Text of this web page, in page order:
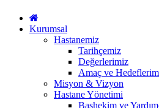
Kurumsal
Hastanemiz
Tarihçemiz
Değerlerimiz
Amaç ve
Misyon & Vizyon
Hastane Yönetimi
Başhekim ve